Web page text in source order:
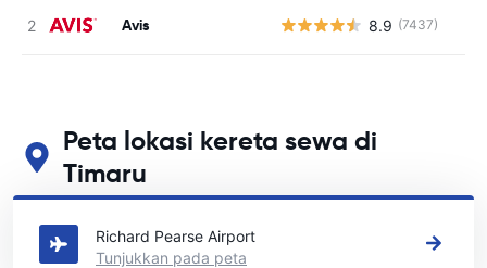
Avis 8.9 (7437)
Peta lokasi kereta sewa di
Timaru
Lihat lokasi sewa kereta utama kami di Timaru
Richard Pearse Airport
Tunjukkan pada peta